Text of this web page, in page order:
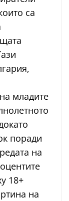
са
младите
поради
на
18+
на